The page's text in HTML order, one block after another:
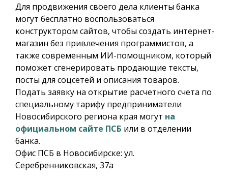
Для продвижения своего дела клиенты банка
могут бесплатно воспользоваться
конструктором сайтов, чтобы создать интернет-
магазин без привлечения программистов, а
также современным ИИ-помощником, который
поможет сгенерировать продающие тексты,
посты для соцсетей и описания товаров.
Подать заявку на открытие расчетного счета по
специальному тарифу предприниматели
Новосибирского региона края могут на
официальном сайте ПСБ или в отделении
банка.
Офис ПСБ в Новосибирске: ул.
Серебренниковская, 37а